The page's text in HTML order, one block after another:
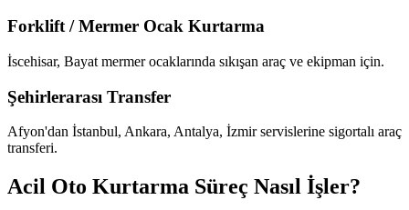
Forklift / Mermer Ocak Kurtarma
İscehisar, Bayat mermer ocaklarında sıkışan araç ve ekipman için.
Şehirlerarası Transfer
Afyon'dan İstanbul, Ankara, Antalya, İzmir servislerine sigortalı araç
transferi.
Acil Oto Kurtarma Süreç Nasıl İşler?